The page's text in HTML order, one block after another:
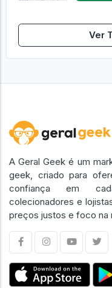
Ver
A Geral Geek é um
geek, criado para
confiança em
colecionadores e
preços justos e foco na